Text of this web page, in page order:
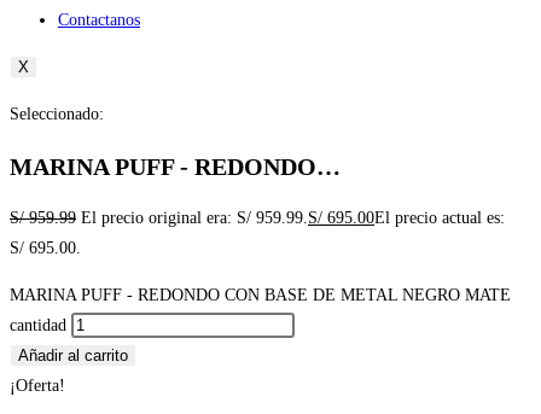
Contactanos
X
Seleccionado:
MARINA PUFF - REDONDO…
S/959.99 El precio original era: S/ 959.99.S/ 695.00El precio actual es:
S/ 695.00.
MARINA PUFF - REDONDO CON BASE DE METAL NEGRO MATE
cantidad
Añadir al carrito
¡Oferta!